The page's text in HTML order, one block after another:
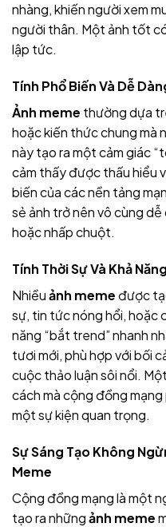
nhàng, khiến người xem
người thân. Một ảnh tốt
lập tức.
Tính Phổ Biến Và Dễ
Ảnh meme thường dựa
hoặc kiến thức chung mà
này tạo ra một cảm giác
cảm thấy được thấu hiểu
biến của các nền tảng
sẻ ảnh trở nên vô cùng dễ
hoặc nhấp chuột.
Tính Thời Sự Và Khả
Nhiềuảnh meme được
sự, tin tức nóng hổi, hoặc
năng “bắt trend” nhanh
tươi mới, phù hợp với bối
cuộc thảo luận sôi nổi. Một
cách mà cộng đồng
một sự kiện quan trọng.
Sự Sáng Tạo Không
Meme
Cộng đồng mạng là một
tạo ra nhữngảnh meme